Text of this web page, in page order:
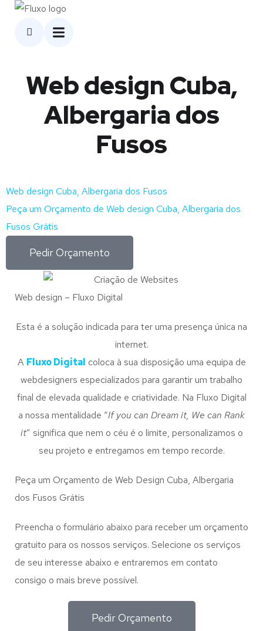
Web design Cuba,
Albergaria dos
Fusos
Web design Cuba, Albergaria dos Fusos
Peça um Orçamento de Web design Cuba, Albergaria dos
Fusos Grátis
Pedir Orçamento
Web design – Fluxo Digital
Esta é a solução indicada para ter uma presença única na
internet.
A Fluxo Digital coloca à sua disposição uma equipa de
webdesigners especializados para garantir um trabalho
final de elevada qualidade e criatividade. Na Fluxo Digital
a nossa mentalidade “If you can Dream it, We can Rank
it” significa que nem o céu é o limite, personalizamos o
seu projeto e entregamos em tempo recorde.
Peça um Orçamento de Web Design Cuba, Albergaria
dos Fusos Grátis
Preencha o formulário abaixo para receber um orçamento
gratuito para os nossos serviços. Selecione os serviços
de seu interesse abaixo e entraremos em contato
consigo o mais breve possível.
Pedir Orçamento